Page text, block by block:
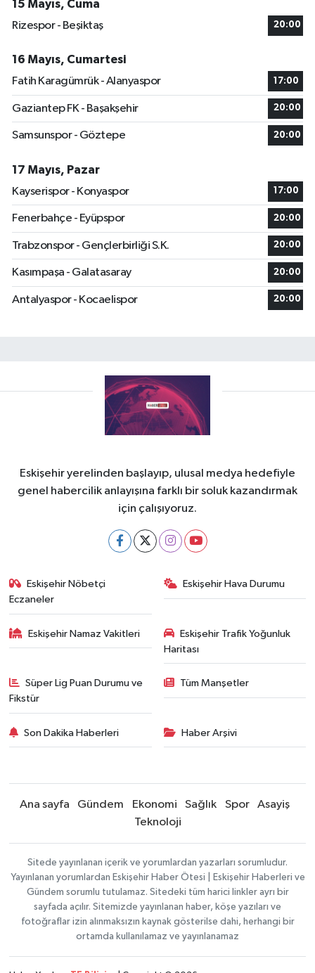
15 Mayıs, Cuma
Rizespor - Beşiktaş
20:00
16 Mayıs, Cumartesi
Fatih Karagümrük - Alanyaspor
17:00
Gaziantep FK - Başakşehir 20:00
Samsunspor - Göztepe 20:00
17 Mayıs, Pazar
Kayserispor - Konyaspor
17:00
Fenerbahçe - Eyüpspor 20:00
Trabzonspor - Gençlerbirliği S.K. 20:00
Kasımpaşa - Galatasaray 20:00
Antalyaspor - Kocaelispor 20:00
Eskişehir yerelinden başlayıp, ulusal medya hedefiyle
genel habercilik anlayışına farklı bir soluk kazandırmak
için çalışıyoruz.
Eskişehir Nöbetçi
Eczaneler
Eskişehir Hava Durumu
Eskişehir Namaz Vakitleri
Eskişehir Trafik Yoğunluk
Haritası
Süper Lig Puan Durumu ve
Fikstür
Tüm Manşetler
Son Dakika Haberleri Haber Arşivi
Ana sayfa Gündem Ekonomi Sağlık Spor
Asayiş
Teknoloji
Sitede yayınlanan içerik ve yorumlardan yazarları sorumludur.
Yayınlanan yorumlardan Eskişehir Haber Ötesi | Eskişehir Haberleri ve
Gündem sorumlu tutulamaz. Sitedeki tüm harici linkler ayrı bir
sayfada açılır. Sitemizde yayınlanan haber, köşe yazıları ve
fotoğraflar izin alınmaksızın kaynak gösterilse dahi, herhangi bir
ortamda kullanılamaz ve yayınlanamaz